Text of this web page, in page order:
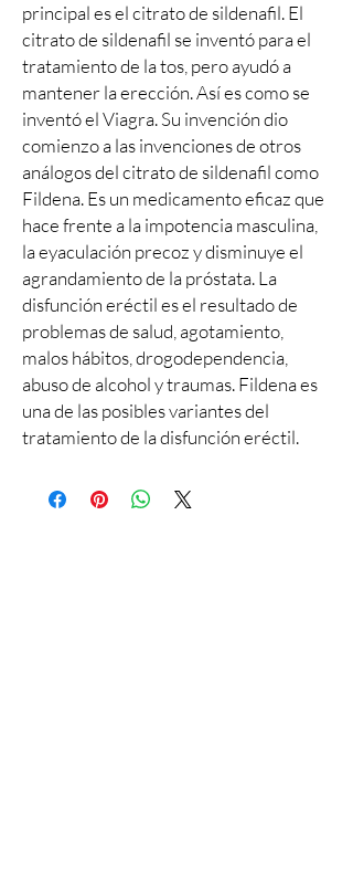
principal es el citrato de sildenafil. El
citrato de sildenafil se inventó para el
tratamiento de la tos, pero ayudó a
mantener la erección. Así es como se
inventó el Viagra. Su invención dio
comienzo a las invenciones de otros
análogos del citrato de sildenafil como
Fildena. Es un medicamento eficaz que
hace frente a la impotencia masculina,
la eyaculación precoz y disminuye el
agrandamiento de la próstata. La
disfunción eréctil es el resultado de
problemas de salud, agotamiento,
malos hábitos, drogodependencia,
abuso de alcohol y traumas. Fildena es
una de las posibles variantes del
tratamiento de la disfunción eréctil.